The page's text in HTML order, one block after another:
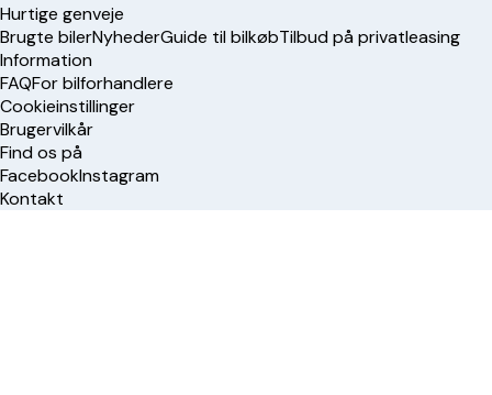
Hurtige genveje
Brugte bilerNyhederGuide til bilkøbTilbud på privatleasing
Information
FAQFor bilforhandlere
Cookieinstillinger
Brugervilkår
Find os på
FacebookInstagram
Kontakt